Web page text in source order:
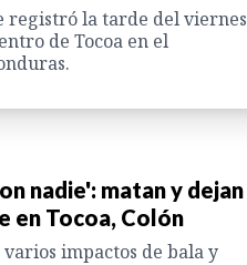
registró la tarde del viernes
de Tocoa en el
nadie': matan y dejan
en Tocoa, Colón
impactos de bala y